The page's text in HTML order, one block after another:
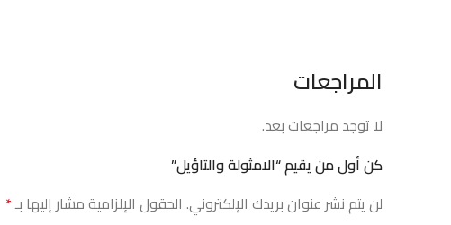
المراجعات
لا توجد مراجعات بعد.
كن أول من يقيم “الامثولة والتاؤيل”
لن يتم نشر عنوان بريدك الإلكتروني. الحقول الإلزامية مشار إليها بـ*